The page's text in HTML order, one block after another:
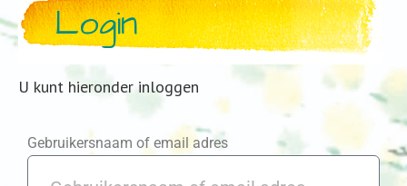
Login
U kunt hieronder inloggen
Gebruikersnaam of email adres